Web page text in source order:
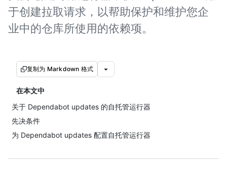
于创建拉取请求，以帮助保护和维护您企
业中的仓库所使用的依赖项。
复制为 Markdown 格式
在本文中
关于 Dependabot updates 的自托管运行器
先决条件
为 Dependabot updates 配置自托管运行器